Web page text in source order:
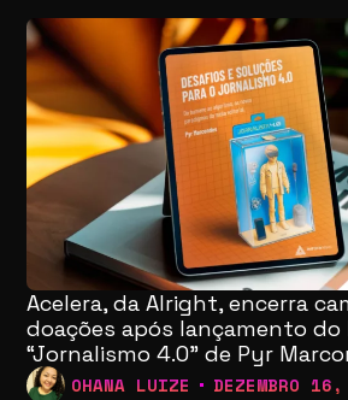
Acelera, da Alright, encerra
doações após lançamento do
“Jornalismo 4.0” de Pyr
OHANA LUIZE DEZEMBRO